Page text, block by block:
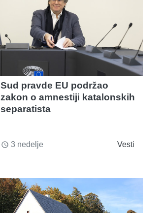
Sud pravde EU podržao
zakon o amnestiji katalonskih
separatista
access_time 3 nedelje Vesti